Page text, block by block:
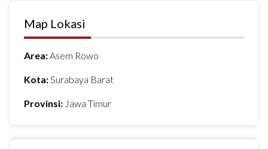
Map Lokasi
Area:Asem Rowo
Kota:Surabaya Barat
Provinsi: Jawa Timur